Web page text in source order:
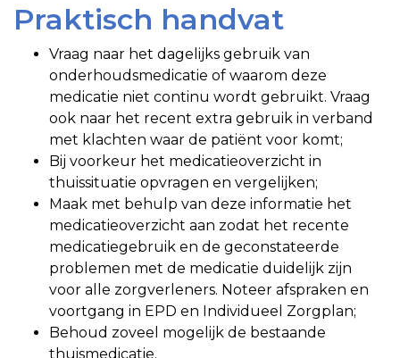
Praktisch handvat
Vraag naar het dagelijks gebruik van
onderhoudsmedicatie of waarom deze
medicatie niet continu wordt gebruikt. Vraag
ook naar het recent extra gebruik in verband
met klachten waar de patiënt voor komt;
Bij voorkeur het medicatieoverzicht in
thuissituatie opvragen en vergelijken;
Maak met behulp van deze informatie het
medicatieoverzicht aan zodat het recente
medicatiegebruik en de geconstateerde
problemen met de medicatie duidelijk zijn
voor alle zorgverleners. Noteer afspraken en
voortgang in EPD en Individueel Zorgplan;
Behoud zoveel mogelijk de bestaande
thuismedicatie.